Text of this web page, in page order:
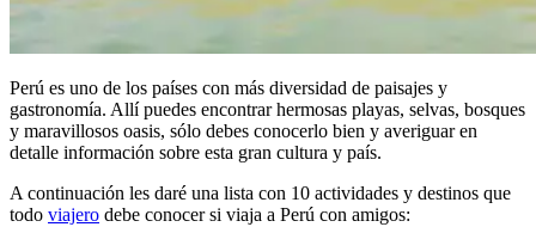
Perú es uno de los países con más diversidad de paisajes y
gastronomía. Allí puedes encontrar hermosas playas, selvas, bosques
y maravillosos oasis, sólo debes conocerlo bien y averiguar en
detalle información sobre esta gran cultura y país.
A continuación les daré una lista con 10 actividades y destinos que
todo viajero debe conocer si viaja a Perú con amigos: